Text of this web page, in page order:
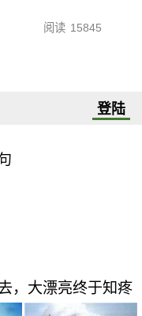
阅读 15845
登陆
，大漂亮终于知疼